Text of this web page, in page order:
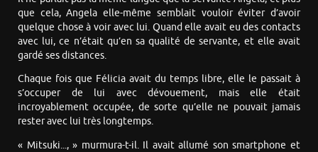
que cela, Angela elle-même semblait vouloir éviter d’avoir
quelque chose à voir avec lui. Quand elle avait eu des contacts
avec lui, ce n’était qu’en sa qualité de servante, et elle avait
gardé ses distances.
Chaque fois que Félicia avait du temps libre, elle le passait à
s’occuper de lui avec dévouement, mais elle était
incroyablement occupée, de sorte qu’elle ne pouvait jamais
rester avec lui très longtemps.
« Mitsuki..., » murmura-t-il. Il avait allumé son smartphone et